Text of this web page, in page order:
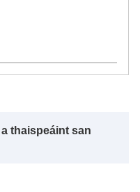
thaispeáint san